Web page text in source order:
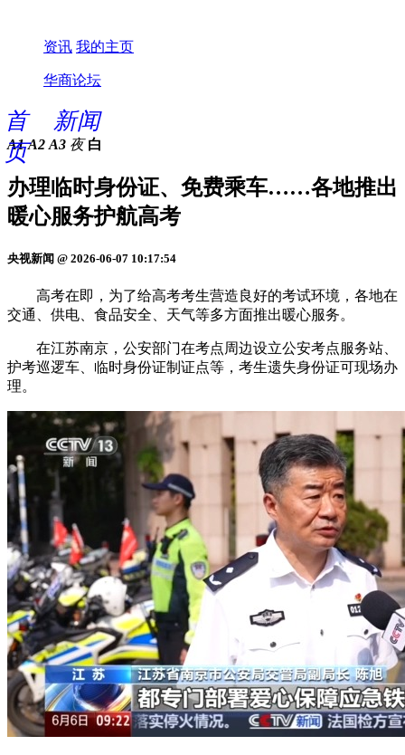
资讯 我的主页
华商论坛
首
页
新闻
A1 A2 A3 夜 白
办理临时身份证、免费乘车……各地推出
暖心服务护航高考
央视新闻 @ 2026-06-07 10:17:54
高考在即，为了给高考考生营造良好的考试环境，各地在
交通、供电、食品安全、天气等多方面推出暖心服务。
在江苏南京，公安部门在考点周边设立公安考点服务站、
护考巡逻车、临时身份证制证点等，考生遗失身份证可现场办
理。